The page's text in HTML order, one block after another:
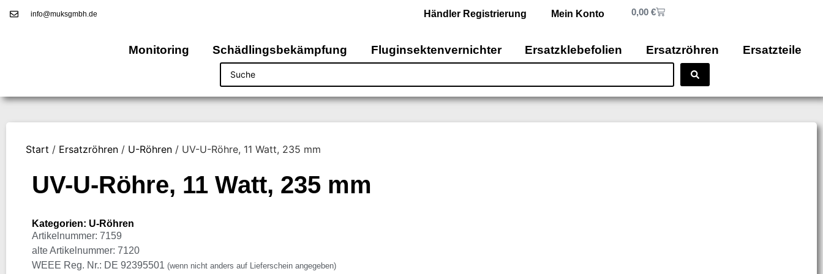
info@muksgmbh.de Händler Registrierung Mein Konto 0,00 €
Monitoring Schädlingsbekämpfung Fluginsektenvernichter Ersatzklebefolien Ersatzröhren Ersatzteile
Start / Ersatzröhren / U-Röhren / UV-U-Röhre, 11 Watt, 235 mm
UV-U-Röhre, 11 Watt, 235 mm
Kategorien: U-Röhren
Artikelnummer: 7159
alte Artikelnummer: 7120
WEEE Reg. Nr.: DE 92395501 (wenn nicht anders auf Lieferschein angegeben)